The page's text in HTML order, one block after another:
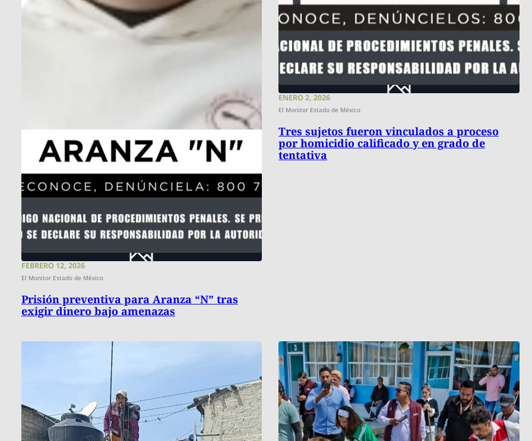
FEBRERO 12, 2026
El Monitor Estado de México
Prisión preventiva para Aranza “N” tras
exigir dinero bajo amenazas
ENERO 2, 2026
El Monitor Estado de México
Tres sujetos fueron vinculados a proceso
por homicidio calificado y en grado de
tentativa